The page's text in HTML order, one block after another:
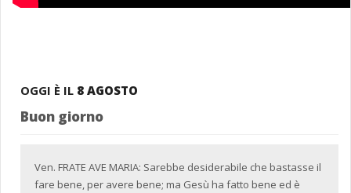
OGGI È IL 8 AGOSTO
Buon giorno
Ven. FRATE AVE MARIA: Sarebbe desiderabile che bastasse il
fare bene, per avere bene; ma Gesù ha fatto bene ed è